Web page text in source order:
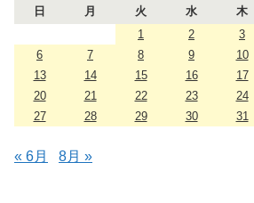
日 月 火 水 木
1
2 3
6
7 8 9 10
13
14 15 16 17
20
21 22 23 24
27
28 29 30 31
« 6月 8月 »